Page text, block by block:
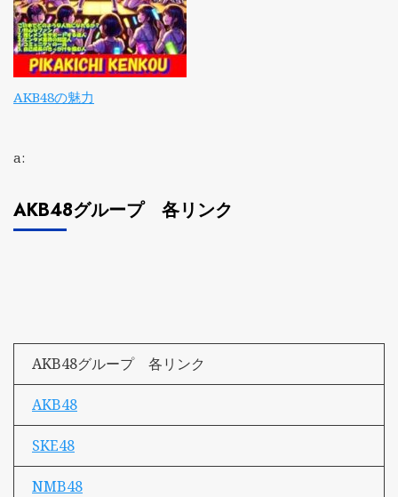
AKB48の魅力
a:
AKB48グループ 各リンク
AKB48グループ 各リンク
AKB48
SKE48
NMB48